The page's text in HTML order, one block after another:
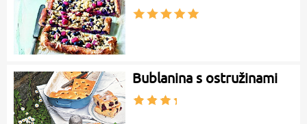
Bublanina s ostružinami